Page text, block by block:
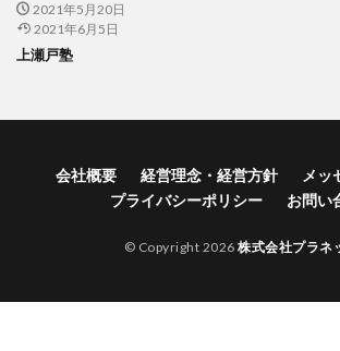
2021年5月20日
2021年6月5日
上瀬戸塾
会社概要 経営理念・経営方針 メッ
プライバシーポリシー
お問い
© Copyright 2026株式会社プラネ